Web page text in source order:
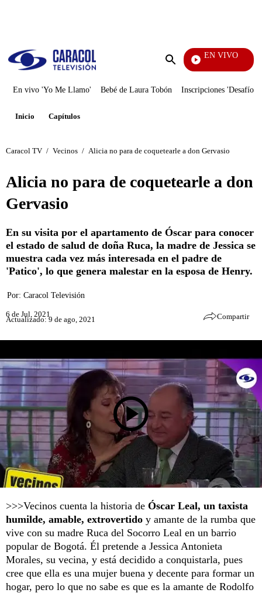
Enviar
EN VIVO
Televentas
En vivo 'Yo Me Llamo' Bebé de Laura Tobón Inscripciones 'Desafío'
Inicio Capítulos
Caracol TV / Vecinos / Alicia no para de coquetearle a don Gervasio
Alicia no para de coquetearle a don
Gervasio
En su visita por el apartamento de Óscar para conocer
el estado de salud de doña Ruca, la madre de Jessica se
muestra cada vez más interesada en el padre de
'Patico', lo que genera malestar en la esposa de Henry.
Por: Caracol Televisión
6 de Jul, 2021
Actualizado: 9 de ago, 2021 Compartir
>>>Vecinos cuenta la historia de Óscar Leal, un taxista
humilde, amable, extrovertido y amante de la rumba que
vive con su madre Ruca del Socorro Leal en un barrio
popular de Bogotá. Él pretende a Jessica Antonieta
Morales, su vecina, y está decidido a conquistarla, pues
cree que ella es una mujer buena y decente para formar un
hogar, pero lo que no sabe es que es la amante de Rodolfo